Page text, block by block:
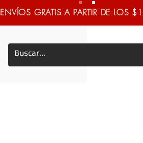
ENVÍOS GRATIS A PARTIR DE LOS